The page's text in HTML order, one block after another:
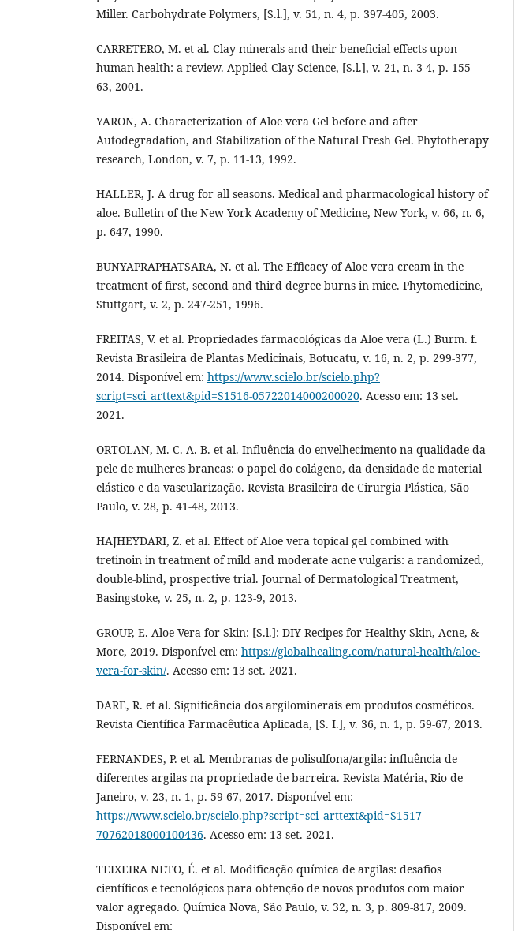
Miller. Carbohydrate Polymers, [S.l.], v. 51, n. 4, p. 397-405, 2003.
CARRETERO, M. et al. Clay minerals and their beneficial effects upon
human health: a review. Applied Clay Science, [S.l.], v. 21, n. 3-4, p. 155–
63, 2001.
YARON, A. Characterization of Aloe vera Gel before and after
Autodegradation, and Stabilization of the Natural Fresh Gel. Phytotherapy
research, London, v. 7, p. 11-13, 1992.
HALLER, J. A drug for all seasons. Medical and pharmacological history of
aloe. Bulletin of the New York Academy of Medicine, New York, v. 66, n. 6,
p. 647, 1990.
BUNYAPRAPHATSARA, N. et al. The Efficacy of Aloe vera cream in the
treatment of first, second and third degree burns in mice. Phytomedicine,
Stuttgart, v. 2, p. 247-251, 1996.
FREITAS, V. et al. Propriedades farmacológicas da Aloe vera (L.) Burm. f.
Revista Brasileira de Plantas Medicinais, Botucatu, v. 16, n. 2, p. 299-377,
2014. Disponível em: https://www.scielo.br/scielo.php?
script=sci_arttext&pid=S1516-05722014000200020. Acesso em: 13 set.
2021.
ORTOLAN, M. C. A. B. et al. Influência do envelhecimento na qualidade da
pele de mulheres brancas: o papel do colágeno, da densidade de material
elástico e da vascularização. Revista Brasileira de Cirurgia Plástica, São
Paulo, v. 28, p. 41-48, 2013.
HAJHEYDARI, Z. et al. Effect of Aloe vera topical gel combined with
tretinoin in treatment of mild and moderate acne vulgaris: a randomized,
double-blind, prospective trial. Journal of Dermatological Treatment,
Basingstoke, v. 25, n. 2, p. 123-9, 2013.
GROUP, E. Aloe Vera for Skin: [S.l.]: DIY Recipes for Healthy Skin, Acne, &
More, 2019. Disponível em: https://globalhealing.com/natural-health/aloe-
vera-for-skin/. Acesso em: 13 set. 2021.
DARE, R. et al. Significância dos argilominerais em produtos cosméticos.
Revista Científica Farmacêutica Aplicada, [S. I.], v. 36, n. 1, p. 59-67, 2013.
FERNANDES, P. et al. Membranas de polisulfona/argila: influência de
diferentes argilas na propriedade de barreira. Revista Matéria, Rio de
Janeiro, v. 23, n. 1, p. 59-67, 2017. Disponível em:
https://www.scielo.br/scielo.php?script=sci_arttext&pid=S1517-
70762018000100436. Acesso em: 13 set. 2021.
TEIXEIRA NETO, É. et al. Modificação química de argilas: desafios
científicos e tecnológicos para obtenção de novos produtos com maior
valor agregado. Química Nova, São Paulo, v. 32, n. 3, p. 809-817, 2009.
Disponível em: